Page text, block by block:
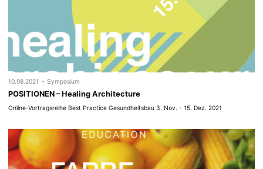
10.08.2021 - Symposium
POSITIONEN – Healing Architecture
Online-Vortragsreihe Best Practice Gesundheitsbau 3. Nov. - 15. Dez. 2021